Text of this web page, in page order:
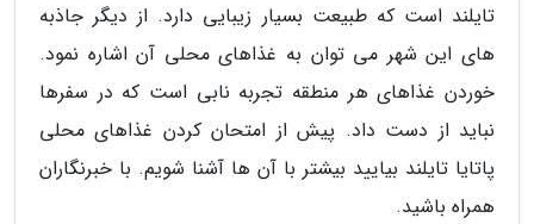
تایلند است که طبیعت بسیار زیبایی دارد. از دیگر جاذبه
های این شهر می توان به غذاهای محلی آن اشاره نمود.
خوردن غذاهای هر منطقه تجربه نابی است که در سفرها
نباید از دست داد. پیش از امتحان کردن غذاهای محلی
پاتایا تایلند بیایید بیشتر با آن ها آشنا شویم. با خبرنگاران
همراه باشید.